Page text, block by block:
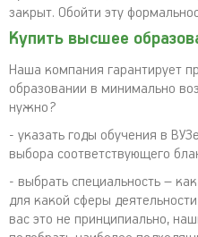
закрыт. Обойти эту
Купить высшее
Наша компания гарантирует
образовании в минимально
нужно?
- указать годы обучения в
выбора соответствующего
- выбрать специальность –
для какой сферы
вас это не принципиально,